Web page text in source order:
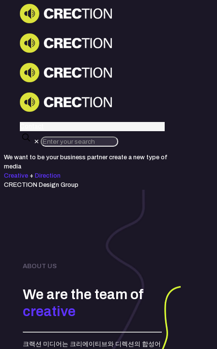
✕
We want to be your business partner create a new type of
media
Creative + Direction
CRECTION Design Group
ABOUT US
We are the team of
creative
크랙션 미디어는 크리에이티브와 디렉션의 합성어